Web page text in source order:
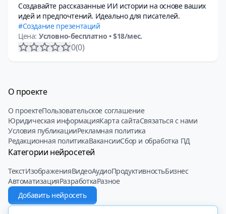
Создавайте рассказанные ИИ истории на основе ваших
идей и предпочтений. Идеально для писателей.
Создание презентаций
Цена: Условно-бесплатно • $18/мес.
0(0)
О проекте
О проектеПользовательское соглашение
Юридическая информацияКарта сайтаСвязаться с нами
Условия публикацииРекламная политика
Редакционная политикаВакансииСбор и обработка ПД
Категории нейросетей
ТекстИзображенияВидеоАудиоПродуктивностьБизнес
АвтоматизацияРазработкаРазное
Добавить нейросеть